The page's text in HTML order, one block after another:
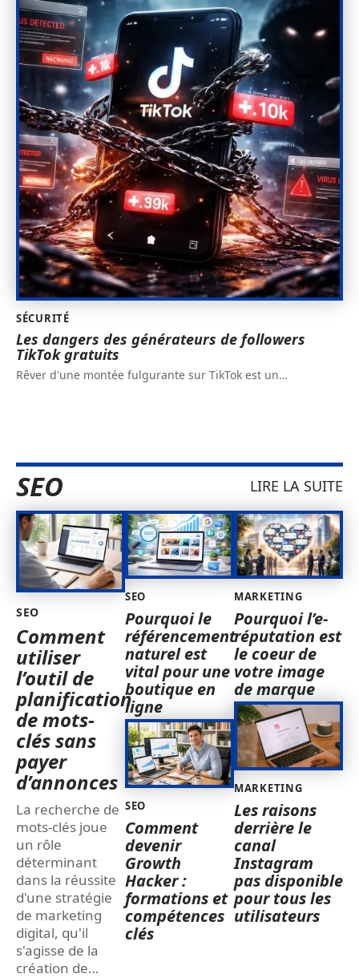
SÉCURITÉ
Les dangers des générateurs de followers
TikTok gratuits
Rêver d'une montée fulgurante sur TikTok est un…
SEO LIRE LA SUITE
SEO
Comment
utiliser
l’outil de
planification
de mots-
clés sans
payer
d’annonces
La recherche de
mots-clés joue
un rôle
déterminant
dans la réussite
d'une stratégie
de marketing
digital, qu'il
s'agisse de la
création de…
SEO
Pourquoi le
référencement
naturel est
vital pour une
boutique en
ligne
SEO
Comment
devenir
Growth
Hacker :
formations et
compétences
clés
MARKETING
Pourquoi l’e-
réputation est
le coeur de
votre image
de marque
MARKETING
Les raisons
derrière le
canal
Instagram
pas disponible
pour tous les
utilisateurs